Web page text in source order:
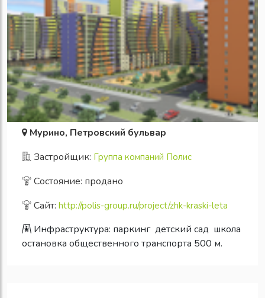
Мурино, Петровский бульвар
Застройщик: Группа компаний Полис
Состояние: продано
Сайт: http://polis-group.ru/project/zhk-kraski-leta
Инфраструктура: паркинг детский сад школа
остановка общественного транспорта 500 м.